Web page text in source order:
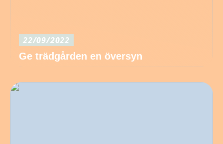
22/09/2022
Ge trädgården en översyn